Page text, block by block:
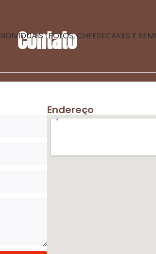
BOLOS, CHEESECAKES E
Contato
Endereço